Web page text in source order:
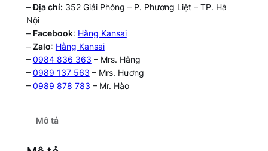
–Địa chỉ: 352 Giải Phóng – P. Phương Liệt – TP. Hà
Nội
– Facebook: Hằng Kansai
– Zalo: Hằng Kansai
– 0984 836 363 – Mrs. Hằng
– 0989 137 563 – Mrs. Hương
– 0989 878 783 – Mr. Hào
Mô tả